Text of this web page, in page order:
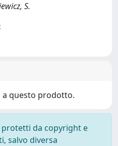
S.
a questo prodotto.
protetti da copyright e
salvo diversa